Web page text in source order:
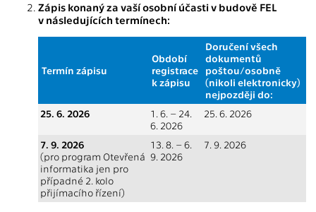
Zápis konaný za vaší osobní účasti v budově FEL
v následujících termínech:
Termín zápisu
Období
registrace
k zápisu
Doručení všech
dokumentů
poštou/osobně
(nikoli elektronicky)
nejpozději do:
25. 6. 2026
1. 6. – 24.
6. 2026
25. 6. 2026
7. 9. 2026
(pro program Otevřená
informatika jen pro
případné 2. kolo
přijímacího řízení)
13. 8. – 6.
9. 2026
7. 9. 2026